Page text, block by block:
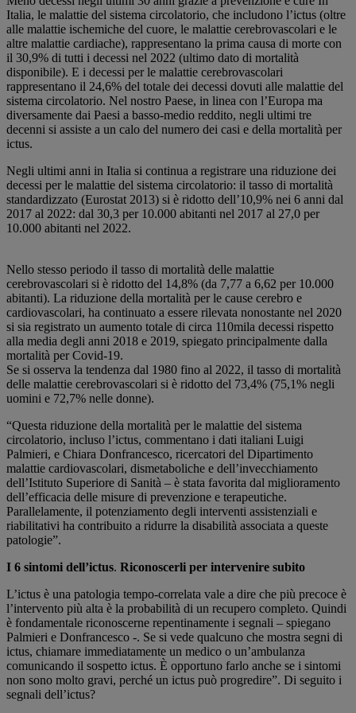
Italia, le malattie del sistema circolatorio, che includono l’ictus (oltre
alle malattie ischemiche del cuore, le malattie cerebrovascolari e le
altre malattie cardiache), rappresentano la prima causa di morte con
il 30,9% di tutti i decessi nel 2022 (ultimo dato di mortalità
disponibile). E i decessi per le malattie cerebrovascolari
rappresentano il 24,6% del totale dei decessi dovuti alle malattie del
sistema circolatorio. Nel nostro Paese, in linea con l’Europa ma
diversamente dai Paesi a basso-medio reddito, negli ultimi tre
decenni si assiste a un calo del numero dei casi e della mortalità per
ictus.
Negli ultimi anni in Italia si continua a registrare una riduzione dei
decessi per le malattie del sistema circolatorio: il tasso di mortalità
standardizzato (Eurostat 2013) si è ridotto dell’10,9% nei 6 anni dal
2017 al 2022: dal 30,3 per 10.000 abitanti nel 2017 al 27,0 per
10.000 abitanti nel 2022.
Nello stesso periodo il tasso di mortalità delle malattie
cerebrovascolari si è ridotto del 14,8% (da 7,77 a 6,62 per 10.000
abitanti). La riduzione della mortalità per le cause cerebro e
cardiovascolari, ha continuato a essere rilevata nonostante nel 2020
si sia registrato un aumento totale di circa 110mila decessi rispetto
alla media degli anni 2018 e 2019, spiegato principalmente dalla
mortalità per Covid-19.
Se si osserva la tendenza dal 1980 fino al 2022, il tasso di mortalità
delle malattie cerebrovascolari si è ridotto del 73,4% (75,1% negli
uomini e 72,7% nelle donne).
“Questa riduzione della mortalità per le malattie del sistema
circolatorio, incluso l’ictus, commentano i dati italiani Luigi
Palmieri, e Chiara Donfrancesco, ricercatori del Dipartimento
malattie cardiovascolari, dismetaboliche e dell’invecchiamento
dell’Istituto Superiore di Sanità – è stata favorita dal miglioramento
dell’efficacia delle misure di prevenzione e terapeutiche.
Parallelamente, il potenziamento degli interventi assistenziali e
riabilitativi ha contribuito a ridurre la disabilità associata a queste
patologie”.
I 6 sintomi dell’ictus. Riconoscerli per intervenire subito
L’ictus è una patologia tempo-correlata vale a dire che più precoce è
l’intervento più alta è la probabilità di un recupero completo. Quindi
è fondamentale riconoscerne repentinamente i segnali – spiegano
Palmieri e Donfrancesco -. Se si vede qualcuno che mostra segni di
ictus, chiamare immediatamente un medico o un’ambulanza
comunicando il sospetto ictus. È opportuno farlo anche se i sintomi
non sono molto gravi, perché un ictus può progredire”. Di seguito i
segnali dell’ictus?